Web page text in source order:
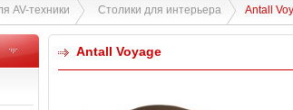
AV-техники Столики для интерьера Antall
Antall Voyage